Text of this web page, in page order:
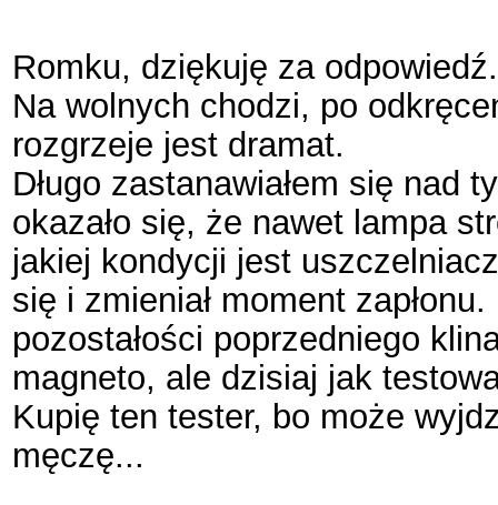
Romku, dziękuję za odpowiedź.
Na wolnych chodzi, po
rozgrzeje jest dramat.
Długo zastanawiałem się nad
okazało się, że nawet lampa
jakiej kondycji jest
się i zmieniał moment
pozostałości poprzedniego
magneto, ale dzisiaj jak
Kupię ten tester, bo może
męczę...